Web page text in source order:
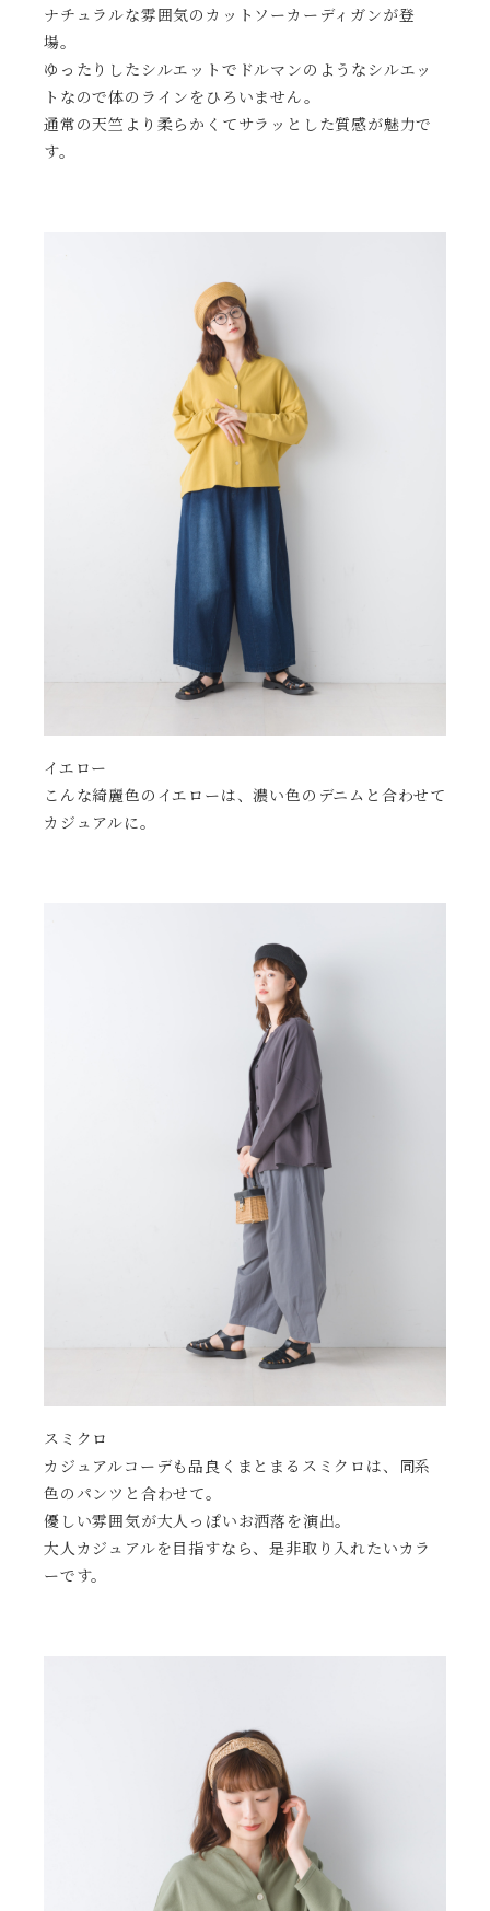
ナチュラルな雰囲気のカットソーカーディガンが登
場。
ゆったりしたシルエットでドルマンのようなシルエッ
トなので体のラインをひろいません。
通常の天竺より柔らかくてサラッとした質感が魅力で
す。
イエロー
こんな綺麗色のイエローは、濃い色のデニムと合わせて
カジュアルに。
スミクロ
カジュアルコーデも品良くまとまるスミクロは、同系
色のパンツと合わせて。
優しい雰囲気が大人っぽいお洒落を演出。
大人カジュアルを目指すなら、是非取り入れたいカラ
ーです。